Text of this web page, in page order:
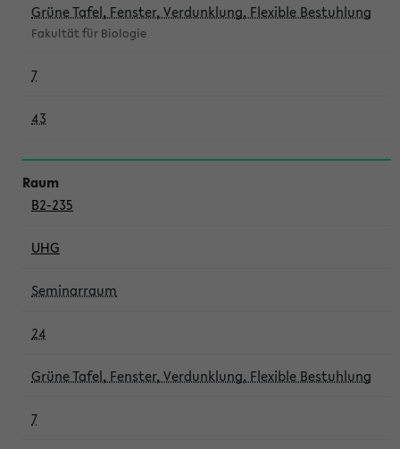
Grüne Tafel, Fenster, Verdunklung, Flexible Bestuhlung
Fakultät für Biologie
7
43
B2-235
UHG
Seminarraum
24
Grüne Tafel, Fenster, Verdunklung, Flexible Bestuhlung
7